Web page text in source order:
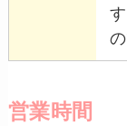
営業時間